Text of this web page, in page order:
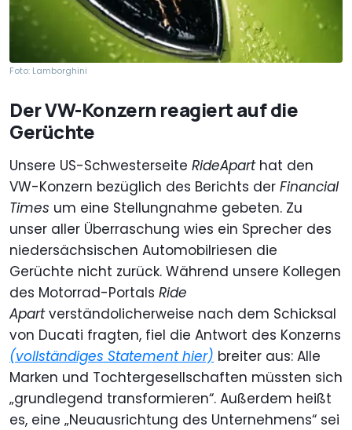
Foto: Lamborghini
Der VW-Konzern reagiert auf die
Gerüchte
Unsere US-Schwesterseite RideAparthat den
VW-Konzern bezüglich des Berichts der Financial
Times um eine Stellungnahme gebeten. Zu
unser aller Überraschung wies ein Sprecher des
niedersächsischen Automobilriesen die
Gerüchte nicht zurück. Während unsere Kollegen
des Motorrad-Portals Ride
Apartverständolicherweise nach dem Schicksal
von Ducati fragten, fiel die Antwort des Konzerns
(vollständiges Statement hier) breiter aus: Alle
Marken und Tochtergesellschaften müssten sich
„grundlegend transformieren“. Außerdem heißt
es, eine „Neuausrichtung des Unternehmens“ sei